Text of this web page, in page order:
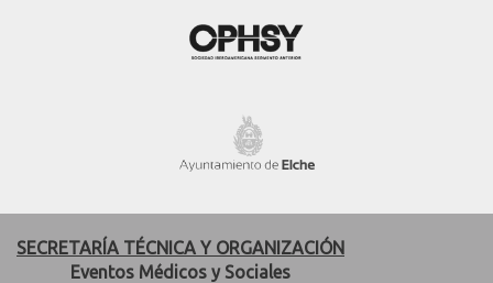
SECRETARÍA TÉCNICA Y ORGANIZACIÓN
Eventos Médicos y Sociales